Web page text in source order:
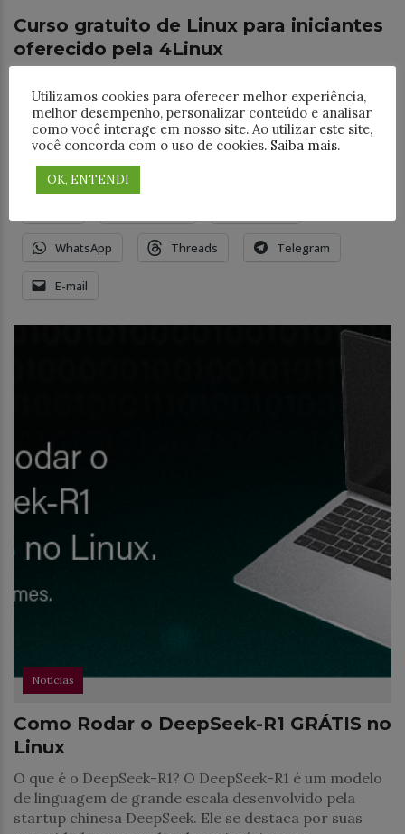
Curso gratuito de Linux para iniciantes
oferecido pela 4Linux
profissionais no mundo linux. A 4Linux anunciou que
o curso Linux Beginners in Cloud Online (4449) será
oferecido gratuitamente a todos os interessados, o
Compartilhe este post:
WhatsApp Threads Telegram
E-mail
Notícias
Como Rodar o DeepSeek-R1 GRÁTIS no
Linux
O que é o DeepSeek-R1? O DeepSeek-R1 é um modelo
de linguagem de grande escala desenvolvido pela
startup chinesa DeepSeek. Ele se destaca por suas
Utilizamos cookies para oferecer melhor experiência,
melhor desempenho, personalizar conteúdo e analisar
como você interage em nosso site. Ao utilizar este site,
você concorda com o uso de cookies. Saiba mais.
OK, ENTENDI